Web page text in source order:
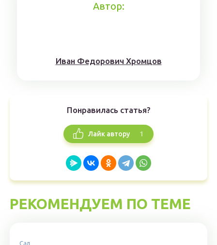
Автор:
Иван Федорович Хромцов
Понравилась статья?
Лайк автору 1
РЕКОМЕНДУЕМ ПО ТЕМЕ
Сад